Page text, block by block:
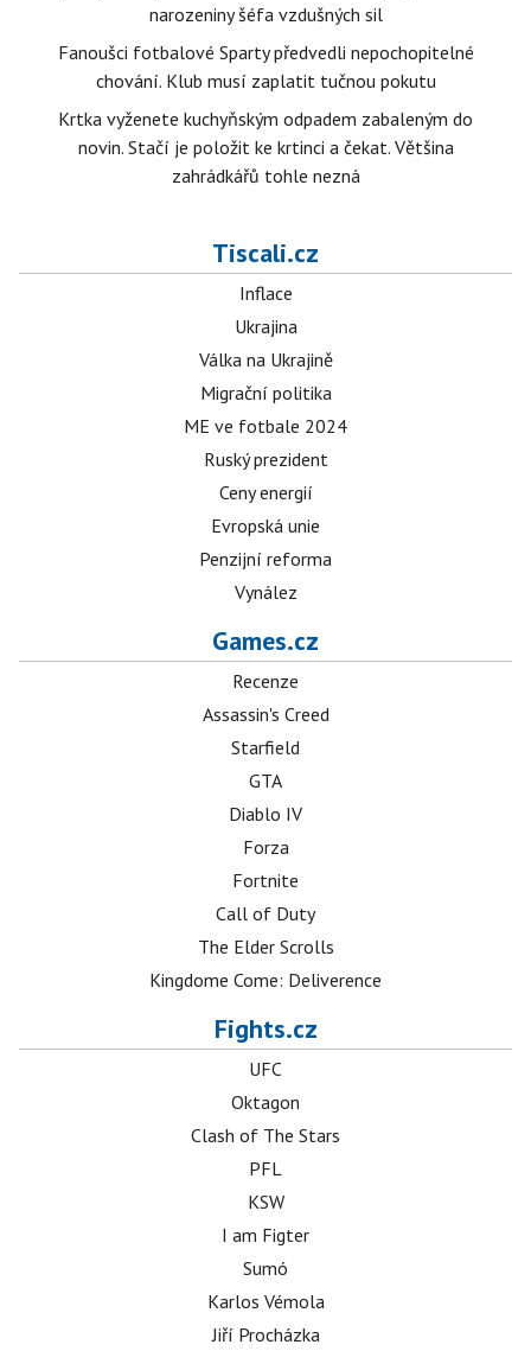
narozeniny šéfa vzdušných sil
Fanoušci fotbalové Sparty předvedli nepochopitelné
chování. Klub musí zaplatit tučnou pokutu
Krtka vyženete kuchyňským odpadem zabaleným do
novin. Stačí je položit ke krtinci a čekat. Většina
zahrádkářů tohle nezná
Tiscali.cz
Inflace
Ukrajina
Válka na Ukrajině
Migrační politika
ME ve fotbale 2024
Ruský prezident
Ceny energií
Evropská unie
Penzijní reforma
Vynález
Games.cz
Recenze
Assassin's Creed
Starfield
GTA
Diablo IV
Forza
Fortnite
Call of Duty
The Elder Scrolls
Kingdome Come: Deliverence
Fights.cz
UFC
Oktagon
Clash of The Stars
PFL
KSW
I am Figter
Sumó
Karlos Vémola
Jiří Procházka